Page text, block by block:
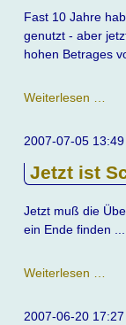
Fast 10 Jahre
genutzt - aber
hohen Betrages
Weiterlesen …
2007-07-05 13:49
Jetzt ist
Jetzt muß die
ein Ende finden
Weiterlesen …
2007-06-20 17:27